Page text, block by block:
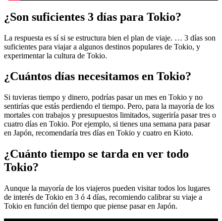
¿Son suficientes 3 días para Tokio?
La respuesta es sí si se estructura bien el plan de viaje. … 3 días son
suficientes para viajar a algunos destinos populares de Tokio, y
experimentar la cultura de Tokio.
¿Cuántos días necesitamos en Tokio?
Si tuvieras tiempo y dinero, podrías pasar un mes en Tokio y no
sentirías que estás perdiendo el tiempo. Pero, para la mayoría de los
mortales con trabajos y presupuestos limitados, sugeriría pasar tres o
cuatro días en Tokio. Por ejemplo, si tienes una semana para pasar
en Japón, recomendaría tres días en Tokio y cuatro en Kioto.
¿Cuánto tiempo se tarda en ver todo
Tokio?
Aunque la mayoría de los viajeros pueden visitar todos los lugares
de interés de Tokio en 3 ó 4 días, recomiendo calibrar su viaje a
Tokio en función del tiempo que piense pasar en Japón.